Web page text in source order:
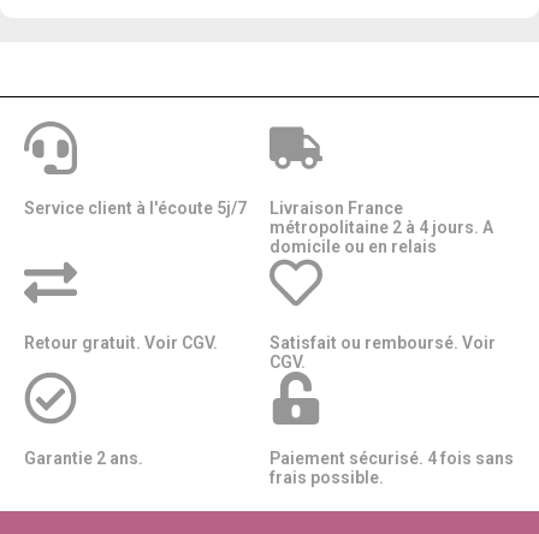
Service client à l'écoute 5j/7
Livraison France
métropolitaine 2 à 4 jours. A
domicile ou en relais​​
Retour gratuit. Voir CGV.
Satisfait ou remboursé. Voir
CGV.
Garantie 2 ans.
Paiement sécurisé. 4 fois sans
frais possible.